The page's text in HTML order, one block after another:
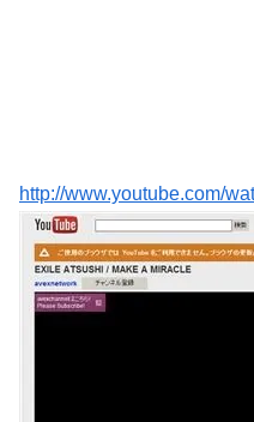
http://www.youtube.com/